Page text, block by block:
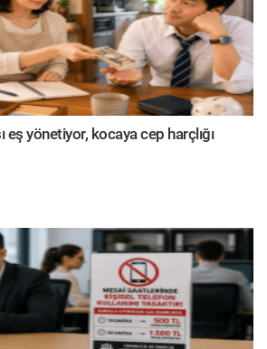
eş yönetiyor, kocaya cep harçlığı